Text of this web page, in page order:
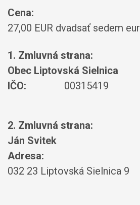
Cena:
27,00 EUR dvadsať sedem eur
1. Zmluvná strana:
Obec Liptovská Sielnica
IČO:
00315419
2. Zmluvná strana:
Ján Svitek
Adresa:
032 23 Liptovská Sielnica 9